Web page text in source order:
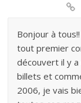
Bonjour à
tout premier
découvert il y
billets et
2006, je vais